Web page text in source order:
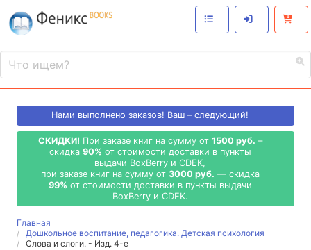
Нами выполнено заказов! Ваш – следующий!
СКИДКИ! При заказе книг на сумму от 1500 руб. –
скидка 90% от стоимости доставки в пункты
выдачи BoxBerry и CDEK,
при заказе книг на сумму от 3000 руб. — скидка
99% от стоимости доставки в пункты выдачи
BoxBerry и CDEK.
Главная
Дошкольное воспитание, педагогика. Детская психология
Слова и слоги. - Изд. 4-е